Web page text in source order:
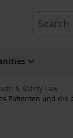
& Safety Law
Patienten und